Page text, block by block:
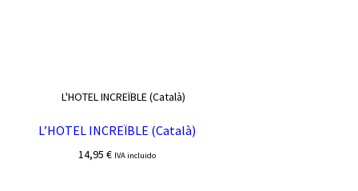
L’HOTEL INCREÏBLE (Català)
14,95 € IVA incluido